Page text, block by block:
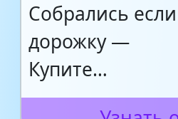
Собрались
дорожку —
Купите…